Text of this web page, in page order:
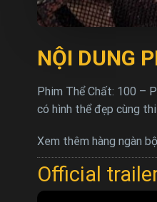
NỘI DUNG
Phim Thể Chất: 100 –
có hình thể đẹp cùng
Xem thêm hàng ngàn
Official